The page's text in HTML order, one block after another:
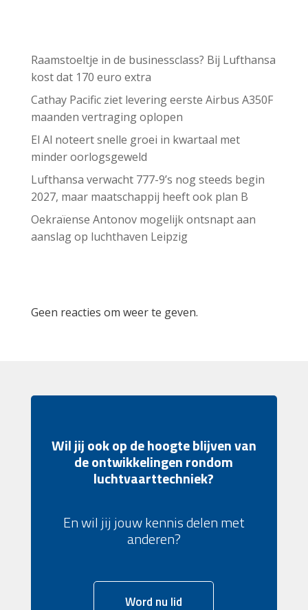
Raamstoeltje in de businessclass? Bij Lufthansa
kost dat 170 euro extra
Cathay Pacific ziet levering eerste Airbus A350F
maanden vertraging oplopen
El Al noteert snelle groei in kwartaal met
minder oorlogsgeweld
Lufthansa verwacht 777-9’s nog steeds begin
2027, maar maatschappij heeft ook plan B
Oekraïense Antonov mogelijk ontsnapt aan
aanslag op luchthaven Leipzig
Geen reacties om weer te geven.
Wil jij ook op de hoogte blijven van
de ontwikkelingen rondom
luchtvaarttechniek?
En wil jij jouw kennis delen met
anderen?
Word nu lid